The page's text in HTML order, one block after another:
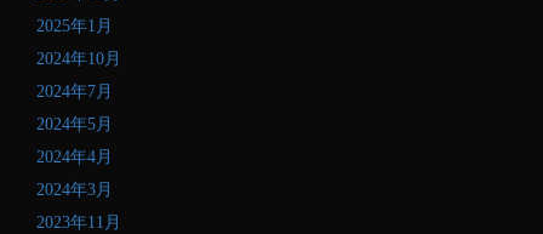
入
し
て
だ
さ
い
2025年1月
2024年10月
2024年7月
2024年5月
2024年4月
2024年3月
2023年11月